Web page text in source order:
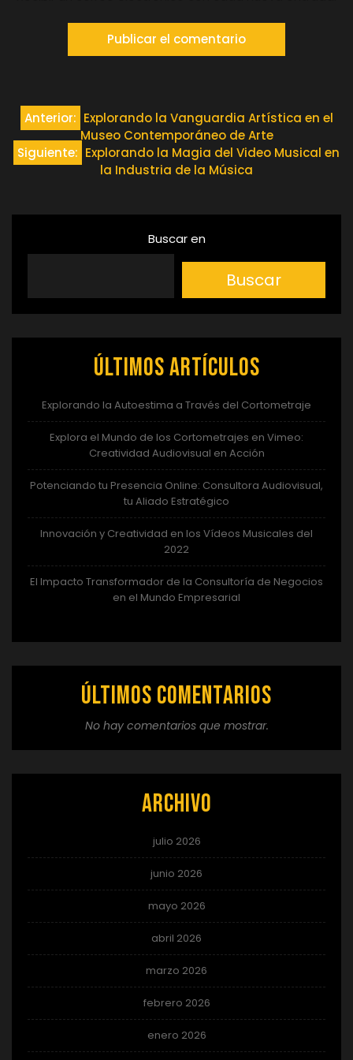
Navegación
de
Anterior: Explorando la Vanguardia Artística en el
Museo Contemporáneo de Arte
Siguiente: Explorando la Magia del Video Musical en
la Industria de la Música
Buscar en
Buscar
Últimos artículos
Explorando la Autoestima a Través del Cortometraje
Explora el Mundo de los Cortometrajes en Vimeo:
Creatividad Audiovisual en Acción
Potenciando tu Presencia Online: Consultora Audiovisual,
tu Aliado Estratégico
Innovación y Creatividad en los Vídeos Musicales del
2022
El Impacto Transformador de la Consultoría de Negocios
en el Mundo Empresarial
Últimos comentarios
No hay comentarios que mostrar.
Archivo
julio 2026
junio 2026
mayo 2026
abril 2026
marzo 2026
febrero 2026
enero 2026